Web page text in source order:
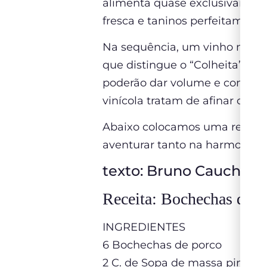
alimenta quase
fresca e taninos
Na sequência, um vinho
que distingue o “Colheita” na
poderão dar volume e
vinícola tratam de afinar o
Abaixo colocamos uma
aventurar tanto na
texto: Bruno Cauchioli
Receita: Bochechas de
INGREDIENTES
6 Bochechas de porco
2 C. de Sopa de massa